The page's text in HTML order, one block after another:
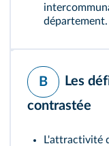
département.
B
Les
contrastée
L'attractivité